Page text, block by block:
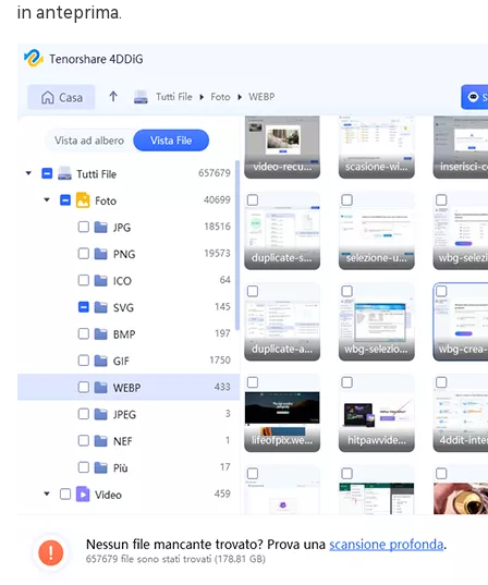
in anteprima.